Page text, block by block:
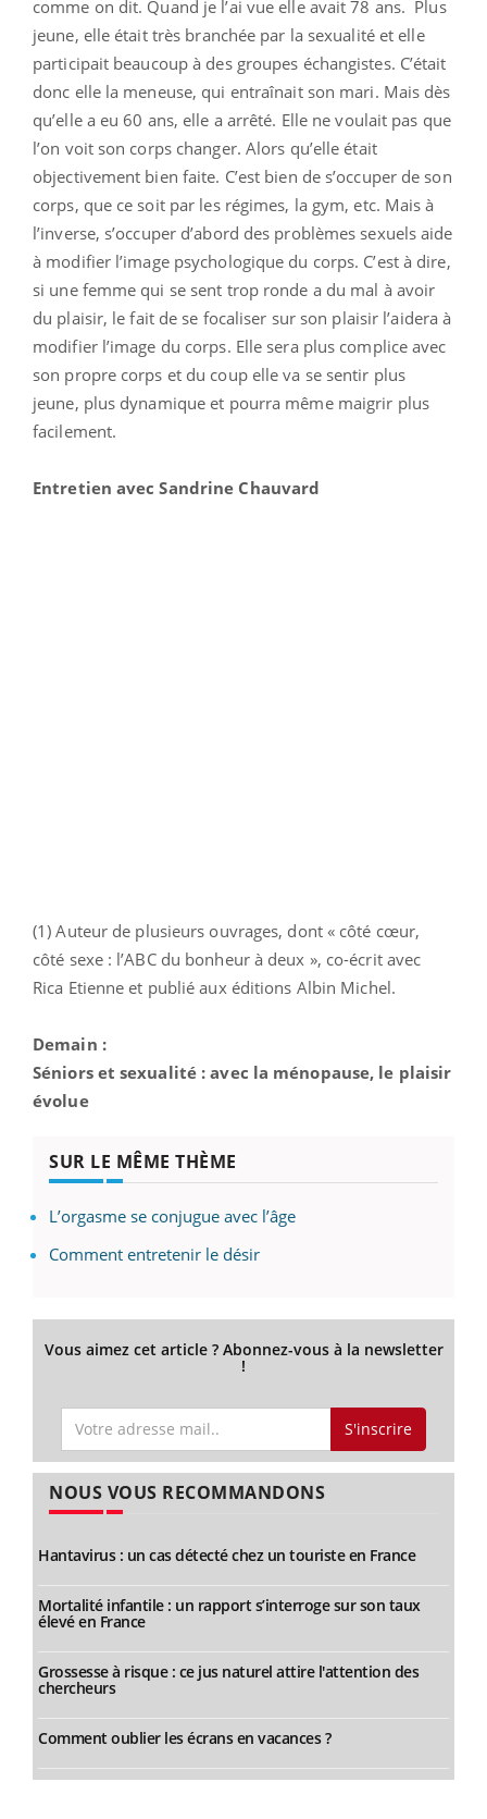
comme on dit. Quand je l’ai vue elle avait 78 ans. Plus
jeune, elle était très branchée par la sexualité et elle
participait beaucoup à des groupes échangistes. C’était
donc elle la meneuse, qui entraînait son mari. Mais dès
qu’elle a eu 60 ans, elle a arrêté. Elle ne voulait pas que
l’on voit son corps changer. Alors qu’elle était
objectivement bien faite. C’est bien de s’occuper de son
corps, que ce soit par les régimes, la gym, etc. Mais à
l’inverse, s’occuper d’abord des problèmes sexuels aide
à modifier l’image psychologique du corps. C’est à dire,
si une femme qui se sent trop ronde a du mal à avoir
du plaisir, le fait de se focaliser sur son plaisir l’aidera à
modifier l’image du corps. Elle sera plus complice avec
son propre corps et du coup elle va se sentir plus
jeune, plus dynamique et pourra même maigrir plus
facilement.
Entretien avec Sandrine Chauvard
(1) Auteur de plusieurs ouvrages, dont « côté cœur,
côté sexe : l’ABC du bonheur à deux », co-écrit avec
Rica Etienne et publié aux éditions Albin Michel.
Demain :
Séniors et sexualité : avec la ménopause, le plaisir
évolue
SUR LE MÊME THÈME
L’orgasme se conjugue avec l’âge
Comment entretenir le désir
Vous aimez cet article ? Abonnez-vous à la newsletter
!
S'inscrire
NOUS VOUS RECOMMANDONS
Hantavirus : un cas détecté chez un touriste en France
Mortalité infantile : un rapport s’interroge sur son taux
élevé en France
Grossesse à risque : ce jus naturel attire l'attention des
chercheurs
Comment oublier les écrans en vacances ?